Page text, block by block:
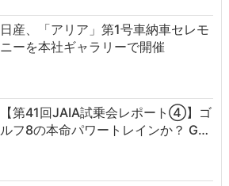
日産、「アリア」第1号車納車セレモ
ニーを本社ギャラリーで開催
【第41回JAIA試乗会レポート④】ゴ
ルフ8の本命パワートレインか？ G…